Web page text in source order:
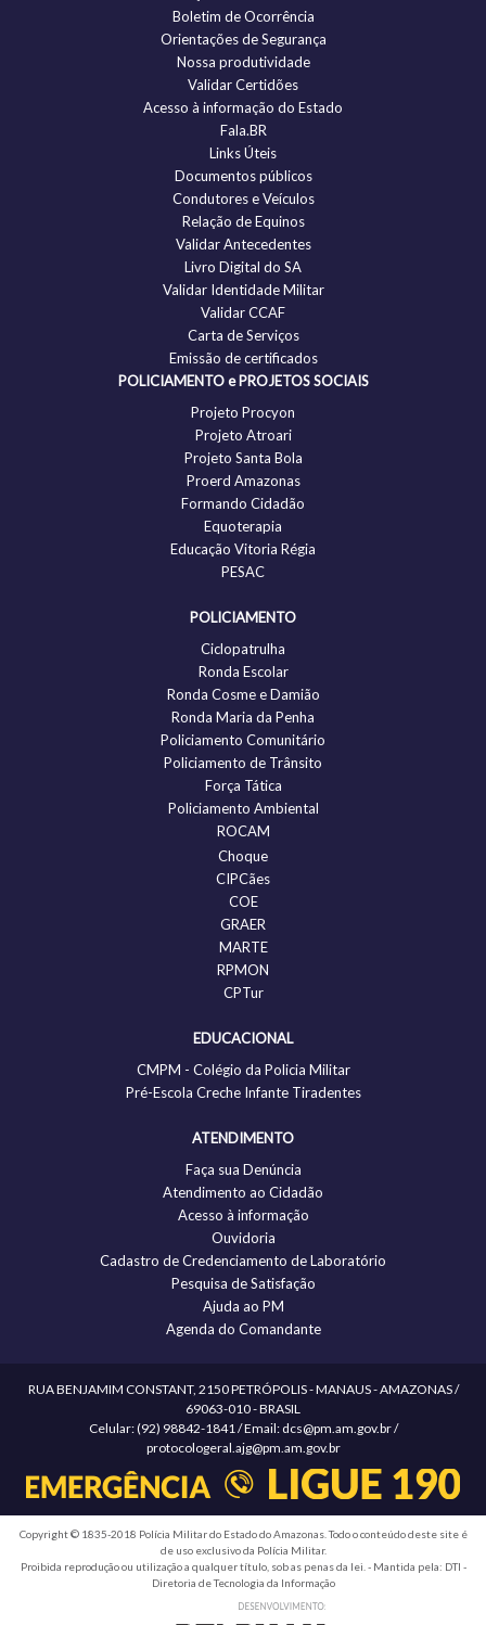
Boletim de Ocorrência
Orientações de Segurança
Nossa produtividade
Validar Certidões
Acesso à informação do Estado
Fala.BR
Links Úteis
Documentos públicos
Condutores e Veículos
Relação de Equinos
Validar Antecedentes
Livro Digital do SA
Validar Identidade Militar
Validar CCAF
Carta de Serviços
Emissão de certificados
POLICIAMENTO e PROJETOS SOCIAIS
Projeto Procyon
Projeto Atroari
Projeto Santa Bola
Proerd Amazonas
Formando Cidadão
Equoterapia
Educação Vitoria Régia
PESAC
POLICIAMENTO
Ciclopatrulha
Ronda Escolar
Ronda Cosme e Damião
Ronda Maria da Penha
Policiamento Comunitário
Policiamento de Trânsito
Força Tática
Policiamento Ambiental
ROCAM
Choque
CIPCães
COE
GRAER
MARTE
RPMON
CPTur
EDUCACIONAL
CMPM - Colégio da Policia Militar
Pré-Escola Creche Infante Tiradentes
ATENDIMENTO
Faça sua Denúncia
Atendimento ao Cidadão
Acesso à informação
Ouvidoria
Cadastro de Credenciamento de Laboratório
Pesquisa de Satisfação
Ajuda ao PM
Agenda do Comandante
RUA BENJAMIM CONSTANT, 2150 PETRÓPOLIS - MANAUS - AMAZONAS /
69063-010 - BRASIL
Celular: (92) 98842-1841 / Email: dcs@pm.am.gov.br /
protocologeral.ajg@pm.am.gov.br
Copyright © 1835-2018 Polícia Militar do Estado do Amazonas. Todo o conteúdo deste site é
de uso exclusivo da Polícia Militar.
Proibida reprodução ou utilização a qualquer título, sob as penas da lei. - Mantida pela: DTI -
Diretoria de Tecnologia da Informação